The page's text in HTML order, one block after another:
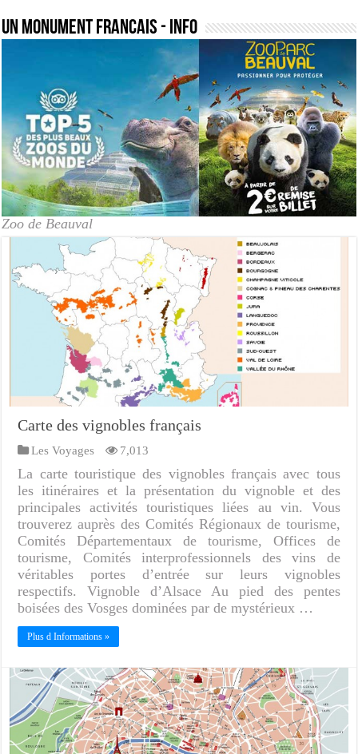
un monument francais - Info
Zoo de Beauval
Carte des vignobles français
Les Voyages 7,013
La carte touristique des vignobles français avec tous
les itinéraires et la présentation du vignoble et des
principales activités touristiques liées au vin. Vous
trouverez auprès des Comités Régionaux de tourisme,
Comités Départementaux de tourisme, Offices de
tourisme, Comités interprofessionnels des vins de
véritables portes d’entrée sur leurs vignobles
respectifs. Vignoble d’Alsace Au pied des pentes
boisées des Vosges dominées par de mystérieux …
Plus d Informations »